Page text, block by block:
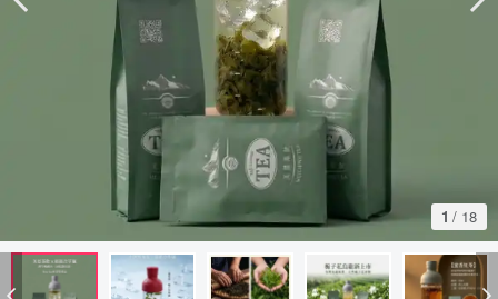
1 / 18